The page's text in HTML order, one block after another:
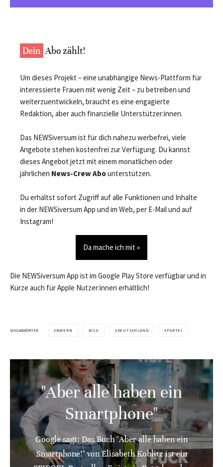
Dein Abo zählt!
Um dieses Projekt – eine unabhängige News-Plattform für
interessierte Frauen mit wenig Zeit – zu betreiben und
weiterzuentwickeln, braucht es eine engagierte
Redaktion, aber auch finanzielle Unterstützer:innen.
Das NEWSiversum ist für dich nahezu werbefrei, viele
Angebote stehen kostenfrei zur Verfügung. Du kannst
dieses Angebot jetzt mit einem monatlichen oder
jährlichen News-Crew Abounterstützen.
Du erhältst sofort Zugriff auf alle Funktionen und Inhalte
in der NEWSiversum App und im Web, per E-Mail und auf
Instagram!
Da mache ich mit »
Die NEWSiversum App ist im Google Play Store verfügbar und in
Kürze auch für Apple Nutzer:innen erhältlich!
SCHLAGWÖRTER BAYERN CSU DEUTSCHLAND PARTEI
"Aber alle haben ein
Smartphone"
Google sagt: Das Buch "Aber alle haben ein
Smartphone!" von Elisabeth Koblitz ist ein